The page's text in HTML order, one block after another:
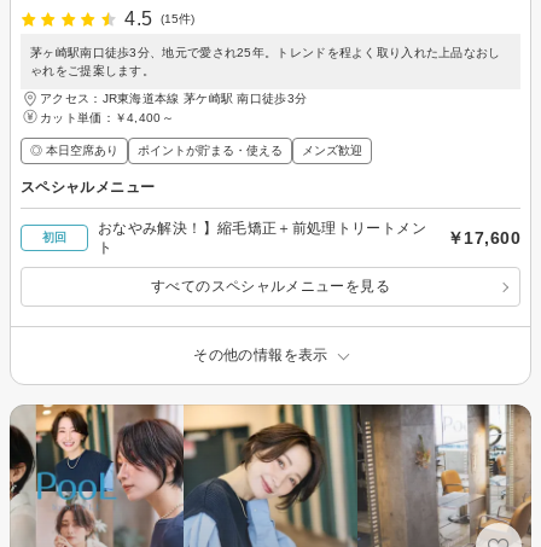
4.5
(15件)
茅ヶ崎駅南口徒歩3分、地元で愛され25年。トレンドを程よく取り入れた上品なおし
ゃれをご提案します。
アクセス：JR東海道本線 茅ケ崎駅 南口徒歩3分
カット単価： ￥4,400～
◎ 本日空席あり ポイントが貯まる・使える メンズ歓迎
スペシャルメニュー
初回
おなやみ解決！】縮毛矯正＋前処理トリートメン
ト
￥17,600
すべてのスペシャルメニューを見る
その他の情報を表示